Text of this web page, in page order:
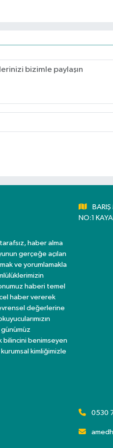
haber alma
gerçeğe açılan
ve yorumlamakla
haberi temel
haber vererek
evrensel değerlerine
bilincini benimseyen
kimliğimizle
NO:1
0530